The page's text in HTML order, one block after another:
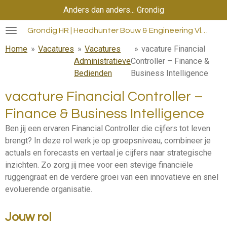
direct
naar
de
Grondig HR | Headhunter Bouw & Engineering Vlaanderen
Anders dan anders... Grondig
Home » Vacatures » Vacatures
Administratieve
Bedienden
» vacature Financial
Controller – Finance &
Business Intelligence
vacature Financial Controller –
Finance & Business Intelligence
Ben jij een ervaren Financial Controller die cijfers tot leven
brengt? In deze rol werk je op groepsniveau, combineer je
actuals en forecasts en vertaal je cijfers naar strategische
inzichten. Zo zorg jij mee voor een stevige financiële
ruggengraat en de verdere groei van een innovatieve en snel
evoluerende organisatie.
Jouw rol